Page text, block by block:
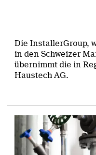
Die InstallerGroup,
in den Schweizer
übernimmt die in
Haustech AG.